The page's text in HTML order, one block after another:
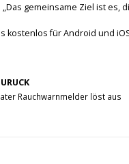
gemeinsame Ziel ist es,
kostenlos für Android und
Rauchwarnmelder löst aus